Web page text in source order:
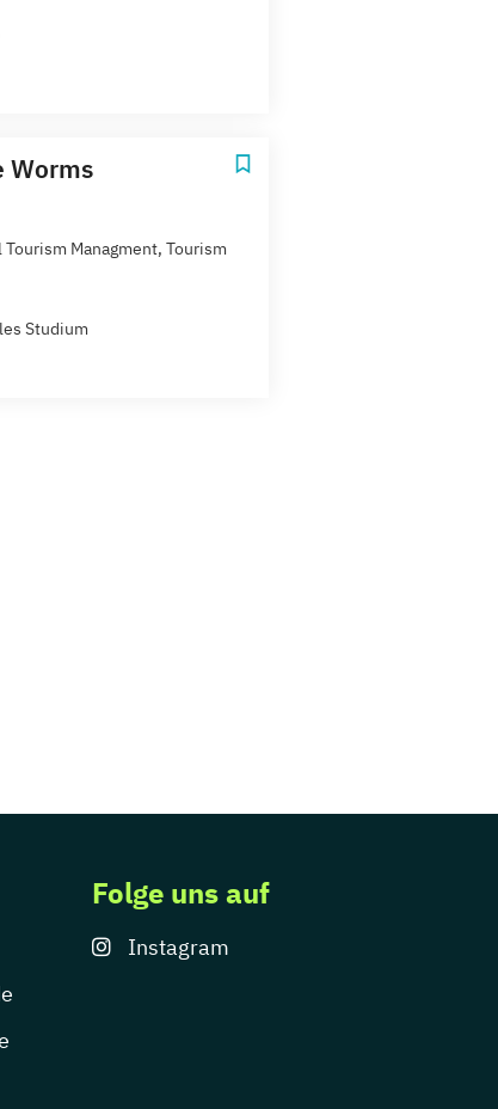
Worms
Managment, Tourism
Studium
Folge uns auf
Instagram